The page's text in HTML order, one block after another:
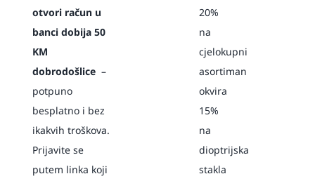
otvori račun u
banci dobija 50
KM
dobrodošlice–
potpuno
besplatno i bez
ikakvih troškova.
Prijavite se
putem linka koji
20%
na
cjelokupni
asortiman
okvira
15%
na
dioptrijska
stakla